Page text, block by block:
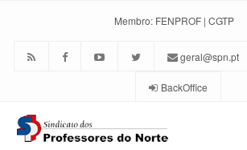
Membro: FENPROF | CGTP
geral@spn.pt
BackOffice